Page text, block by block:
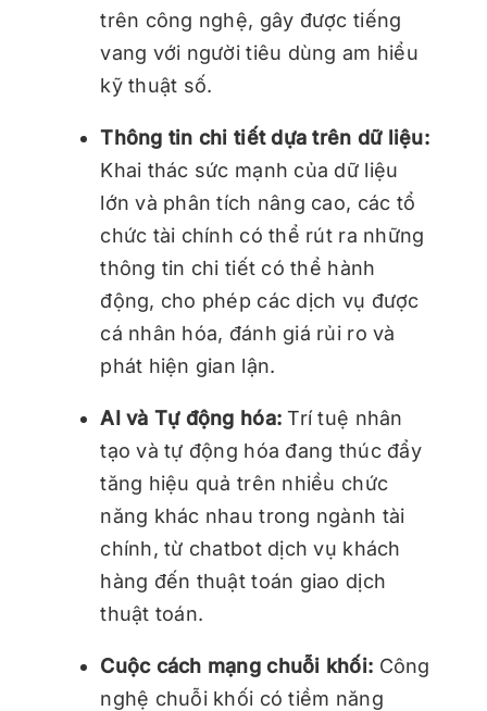
trên công nghệ, gây được tiếng
vang với người tiêu dùng am hiểu
kỹ thuật số.
Thông tin chi tiết dựa trên dữ liệu:
Khai thác sức mạnh của dữ liệu
lớn và phân tích nâng cao, các tổ
chức tài chính có thể rút ra những
thông tin chi tiết có thể hành
động, cho phép các dịch vụ được
cá nhân hóa, đánh giá rủi ro và
phát hiện gian lận.
AI và Tự động hóa: Trí tuệ nhân
tạo và tự động hóa đang thúc đẩy
tăng hiệu quả trên nhiều chức
năng khác nhau trong ngành tài
chính, từ chatbot dịch vụ khách
hàng đến thuật toán giao dịch
thuật toán.
Cuộc cách mạng chuỗi khối: Công
nghệ chuỗi khối có tiềm năng